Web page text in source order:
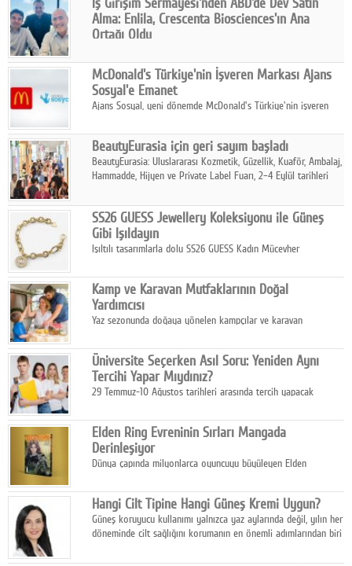
Alma: Enlila, Crescenta Biosciences'ın Ana
Ortağı Oldu
stratejisini uluslararası ölçeğe taşıyan satın alma hamlesini
tamamladı.
McDonald's Türkiye'nin İşveren Markası Ajans
Sosyal'e Emanet
Ajans Sosyal, yeni dönemde McDonald's Türkiye'nin işveren
BeautyEurasia için geri sayım başladı
BeautyEurasia: Uluslararası Kozmetik, Güzellik, Kuaför, Ambalaj,
Hammadde, Hijyen ve Private Label Fuarı, 2–4 Eylül tarihleri
SS26 GUESS Jewellery Koleksiyonu ile Güneş
Gibi Işıldayın
Işıltılı tasarımlarla dolu SS26 GUESS Kadın Mücevher
dokunuşunu taşıyor.
Kamp ve Karavan Mutfaklarının Doğal
Yardımcısı
Yaz sezonunda doğaya yönelen kampçılar ve karavan
temizlik sağlayan, çevreye duyarlı bitkisel içerikli ürünleri tercih
ediyor.
Üniversite Seçerken Asıl Soru: Yeniden Aynı
Tercihi Yapar Mıydınız?
29 Temmuz-10 Ağustos tarihleri arasında tercih yapacak
Elden Ring Evreninin Sırları Mangada
Derinleşiyor
Dünya çapında milyonlarca oyuncuyu büyüleyen Elden
aksiyonu ve karanlık fantastik atmosferi bir araya getirmeyi
sürdürüyor.
Hangi Cilt Tipine Hangi Güneş Kremi Uygun?
Güneş koruyucu kullanımı yalnızca yaz aylarında değil, yılın her
döneminde cilt sağlığını korumanın en önemli adımlarından biri